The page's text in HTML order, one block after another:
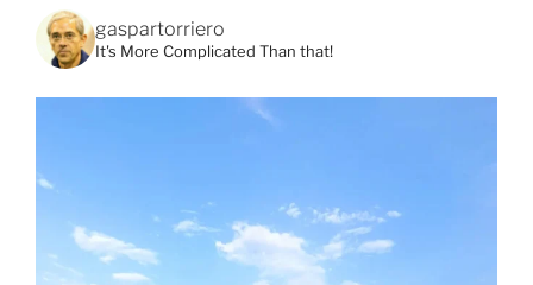
gaspartorriero
It's More Complicated Than that!